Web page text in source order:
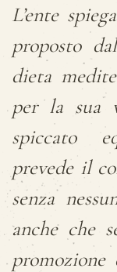
L’ente
proposto
dieta
per la sua
spiccato
prevede il
senza
anche che